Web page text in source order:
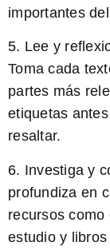
importantes
5. Lee y
Toma cada
partes más
etiquetas
resaltar.
6. Investiga y
profundiza en
recursos
estudio y